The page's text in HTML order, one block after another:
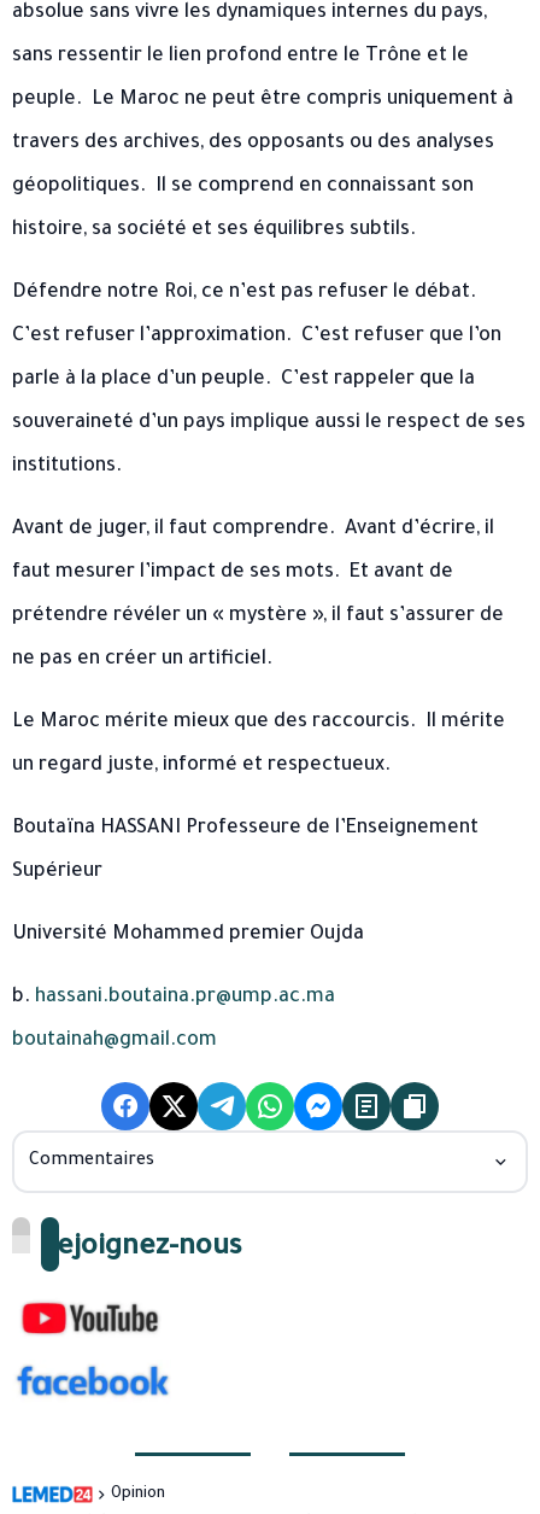
absolue sans vivre les dynamiques internes du pays,
sans ressentir le lien profond entre le Trône et le
peuple. ​ Le Maroc ne peut être compris uniquement à
travers des archives, des opposants ou des analyses
géopolitiques. ​ Il se comprend en connaissant son
histoire, sa société et ses équilibres subtils. ​
Défendre notre Roi, ce n’est pas refuser le débat. ​
C’est refuser l’approximation. ​ C’est refuser que l’on
parle à la place d’un peuple. ​ C’est rappeler que la
souveraineté d’un pays implique aussi le respect de ses
institutions. ​
Avant de juger, il faut comprendre. ​ Avant d’écrire, il
faut mesurer l’impact de ses mots. ​ Et avant de
prétendre révéler un « mystère », il faut s’assurer de
ne pas en créer un artificiel. ​
Le Maroc mérite mieux que des raccourcis. ​ Il mérite
un regard juste, informé et respectueux. ​
Boutaïna HASSANI Professeure de l’Enseignement
Supérieur ​
Université Mohammed premier Oujda ​
b. hassani.boutaina.pr@ump.ac.ma
boutainah@gmail.com
Commentaires
Rejoignez-nous
Opinion